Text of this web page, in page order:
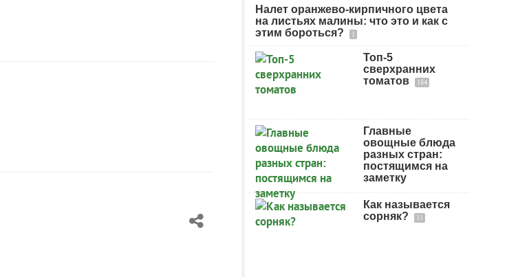
Налет оранжево-кирпичного цвета
на листьях малины: что это и как с
этим бороться?
1
Топ-5
сверхранних
томатов
154
Главные
овощные блюда
разных стран:
постящимся на
заметку
Как называется
сорняк?
11